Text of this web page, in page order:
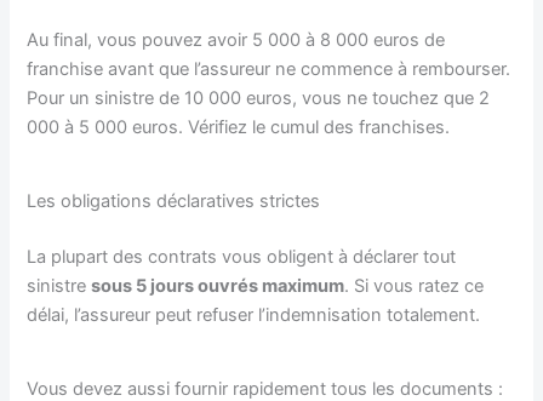
Au final, vous pouvez avoir 5 000 à 8 000 euros de
franchise avant que l’assureur ne commence à rembourser.
Pour un sinistre de 10 000 euros, vous ne touchez que 2
000 à 5 000 euros. Vérifiez le cumul des franchises.
Les obligations déclaratives strictes
La plupart des contrats vous obligent à déclarer tout
sinistresous 5 jours ouvrés maximum. Si vous ratez ce
délai, l’assureur peut refuser l’indemnisation totalement.
Vous devez aussi fournir rapidement tous les documents :